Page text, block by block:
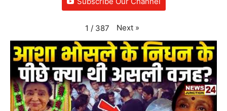
1 / 387 Next »